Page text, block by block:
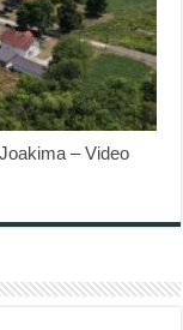
– Video